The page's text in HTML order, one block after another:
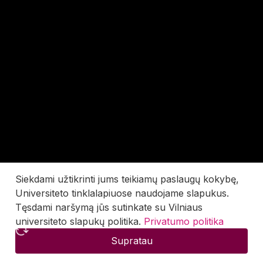
Siekdami užtikrinti jums teikiamų paslaugų kokybę,
Universiteto tinklalapiuose naudojame slapukus.
Tęsdami naršymą jūs sutinkate su Vilniaus
universiteto slapukų politika. Privatumo politika
Supratau